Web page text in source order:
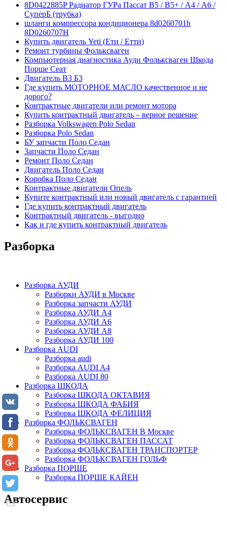
8D0422885P Радиатор ГУРа Пассат В5 / В5+ / А4 / А6 /
СуперБ (трубка)
шланги компрессора кондиционера 8d0260701h
8D0260707H
Купить двигатель Yeti (Ети / Етти)
Ремонт турбины Фольксваген
Компьютерная диагностика Ауди Фольксваген Шкода
Порше Сеат
Двигатель В3 Б3
Где купить МОТОРНОЕ МАСЛО качественное и не
дорого?
Контрактные двигатели или ремонт мотора
Купить контрактный двигатель – верное решение
Разборка Volkswagen Polo Sedan
Разборка Polo Sedan
БУ запчасти Поло Седан
Запчасти Поло Седан
Ремонт Поло Седан
Двигатель Поло Седан
Коробка Поло Седан
Контрактные двигатели Опель
Купите контрактный или новый двигатель с гарантией
Где купить контрактный двигатель
Контрактный двигатель - выгодно
Как и где купить контрактный двигатель
Разборка
Разборка АУДИ
Разборки АУДИ в Москве
Разборка запчасти АУДИ
Разборка АУДИ А4
Разборка АУДИ А6
Разборка АУДИ А8
Разборка АУДИ 100
Разборка AUDI
Разборка audi
Разборка AUDI A4
Разборка AUDI 80
Разборка ШКОДА
Разборка ШКОДА ОКТАВИЯ
Разборка ШКОДА ФАБИЯ
Разборка ШКОДА ФЕЛИЦИЯ
Разборка ФОЛЬКСВАГЕН
Разборка ФОЛЬКСВАГЕН В Москве
Разборка ФОЛЬКСВАГЕН ПАССАТ
Разборка ФОЛЬКСВАГЕН ТРАНСПОРТЕР
Разборка ФОЛЬКСВАГЕН ГОЛЬФ
Разборка ПОРШЕ
Разборка ПОРШЕ КАЙЕН
Автосервис